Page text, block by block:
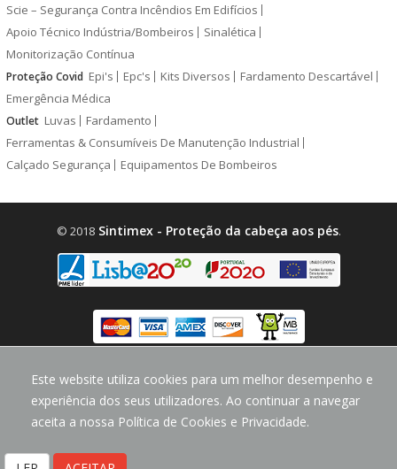
Este website utiliza cookies para um melhor desempenho e
experiência dos seus utilizadores. Ao continuar a navegar
aceita a nossa Política de Cookies e Privacidade.
Scie – Segurança Contra Incêndios Em Edifícios
Apoio Técnico Indústria/Bombeiros
Sinalética
Monitorização Contínua
Proteção Covid Epi's Epc's Kits Diversos
Fardamento Descartável
Emergência Médica
Outlet Luvas
Fardamento
Ferramentas & Consumíveis De Manutenção Industrial
Calçado Segurança
Equipamentos De Bombeiros
© 2018Sintimex - Proteção da cabeça aos pés.
design byCodeMind.PT
Parceiro Digital desde 2018 Top 5% PME